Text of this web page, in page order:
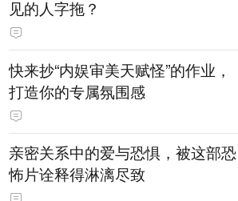
见的人字拖？
快来抄“内娱审美天赋怪”的作业，
打造你的专属氛围感
亲密关系中的爱与恐惧，被这部恐
怖片诠释得淋漓尽致